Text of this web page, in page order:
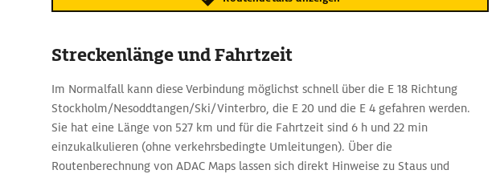
Streckenlänge und Fahrtzeit
Im Normalfall kann diese Verbindung möglichst schnell über die E 18 Richtung
Stockholm/Nesoddtangen/Ski/Vinterbro, die E 20 und die E 4 gefahren werden.
Sie hat eine Länge von 527 km und für die Fahrtzeit sind 6 h und 22 min
einzukalkulieren (ohne verkehrsbedingte Umleitungen). Über die
Routenberechnung von ADAC Maps lassen sich direkt Hinweise zu Staus und